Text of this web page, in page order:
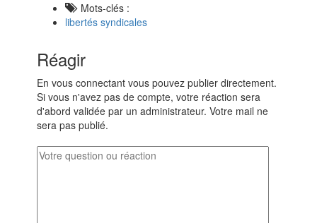
Mots-clés :
libertés syndicales
Réagir
En vous connectant vous pouvez publier directement.
Si vous n'avez pas de compte, votre réaction sera
d'abord validée par un administrateur. Votre mail ne
sera pas publié.